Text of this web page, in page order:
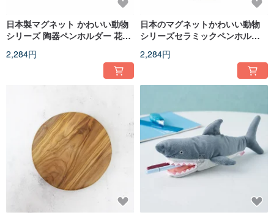
日本製マグネット かわいい動物
シリーズ 陶器ペンホルダー 花瓶
2,284円
日本のマグネットかわいい動物
シリーズセラミックペンホルダ
2,284円